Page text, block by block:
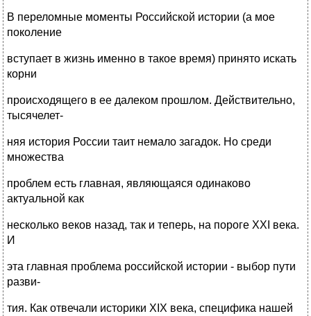
В переломные моменты Российской истории (а мое
поколение
вступает в жизнь именно в такое время) принято искать
корни
происходящего в ее далеком прошлом. Действительно,
тысячелет-
няя история России таит немало загадок. Но среди
множества
проблем есть главная, являющаяся одинаково
актуальной как
несколько веков назад, так и теперь, на пороге XXI века.
И
эта главная проблема российской истории - выбор пути
разви-
тия. Как отвечали историки XIX века, специфика нашей